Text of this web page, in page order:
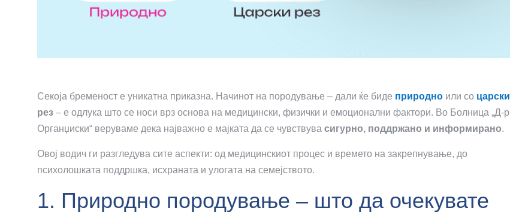
Секоја бременост е уникатна приказна. Начинот на породување – дали ќе биде природно или со царски
рез – е одлука што се носи врз основа на медицински, физички и емоционални фактори. Во Болница „Д-р
Органџиски“ веруваме дека најважно е мајката да се чувствува сигурно, поддржано и информирано.
Овој водич ги разгледува сите аспекти: од медицинскиот процес и времето на закрепнување, до
психолошката поддршка, исхраната и улогата на семејството.
1. Природно породување – што да очекувате